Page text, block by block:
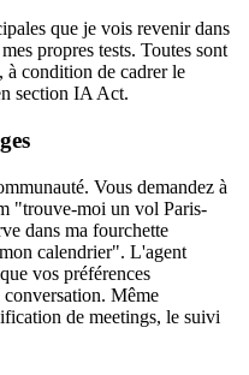
que je vois revenir dans
propres tests. Toutes sont
à condition de cadrer le
section IA Act.
Vous demandez à
"trouve-moi un vol Paris-
dans ma fourchette
calendrier". L'agent
vos préférences
Même
de meetings, le suivi